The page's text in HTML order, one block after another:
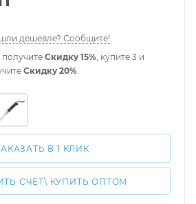
дешевле? Сообщите!
получите Скидку 15% , купите 3 и
Скидку 20%
В 1 КЛИК
СЧЁТ\ КУПИТЬ ОПТОМ